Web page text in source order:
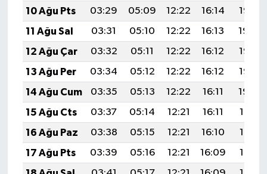
10 Ağu Pts
03:29 05:09 12:22 16:14
19:25
11 Ağu Sal
03:31 05:10 12:22 16:13
19:24
12 Ağu Çar
03:32 05:11 12:22 16:12
19:23
13 Ağu Per
03:34 05:12 12:22 16:12
19:22
14 Ağu Cum
03:35 05:13 12:22 16:11
19:20
15 Ağu Cts
03:37 05:14 12:21 16:11
19:19
16 Ağu Paz
03:38 05:15 12:21 16:10
19:17
17 Ağu Pts
03:39 05:16 12:21 16:09
19:16